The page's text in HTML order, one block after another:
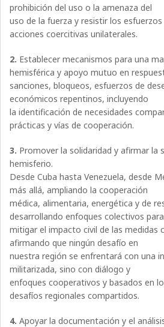
prohibición del uso o la amenaza del
uso de la fuerza y resistir los
acciones coercitivas unilaterales.
2. Establecer mecanismos para una
hemisférica y apoyo mutuo en
sanciones, bloqueos, esfuerzos de
económicos repentinos, incluyendo
la identificación de necesidades
prácticas y vías de cooperación.
3. Promover la solidaridad y afirmar la
hemisferio.
Desde Cuba hasta Venezuela, desde
más allá, ampliando la cooperación
médica, alimentaria, energética y de
desarrollando enfoques colectivos para
mitigar el impacto civil de las medidas
afirmando que ningún desafío en
nuestra región se enfrentará con una
militarizada, sino con diálogo y
enfoques cooperativos y basados en
desafíos regionales compartidos.
4. Apoyar la documentación y el